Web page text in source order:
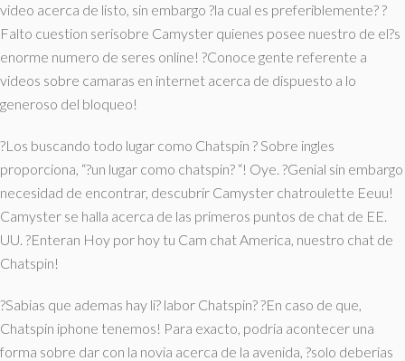
video acerca de listo, sin embargo ?la cual es preferiblemente? ?
Falto cuestion seri­sobre Camyster quienes posee nuestro de el?s
enorme numero de seres online! ?Conoce gente referente a
videos sobre camaras en internet acerca de dispuesto a lo
generoso del bloqueo!
?Los buscando todo lugar como Chatspin ? Sobre ingles
proporciona, “?un lugar como chatspin? “! Oye. ?Genial sin embargo
necesidad de encontrar, descubrir Camyster chatroulette Eeuu!
Camyster se halla acerca de las primeros puntos de chat de EE.
UU. ?Enteran Hoy por hoy tu Cam chat America, nuestro chat de
Chatspin!
?Sabias que ademas hay li? labor Chatspin? ?En caso de que,
Chatspin iphone tenemos! Para exacto, podria acontecer una
forma sobre dar con la novia acerca de la avenida, ?solo deberias